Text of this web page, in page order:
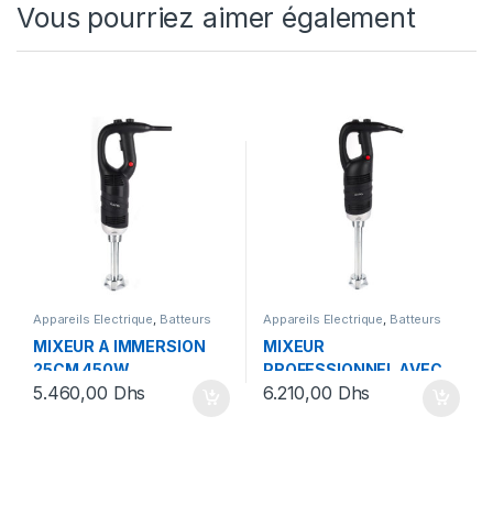
Vous pourriez aimer également
Appareils Electrique, Batteurs
MIXEUR A IMMERSION
25CM 450W
5.460,00 Dhs
Appareils Electrique, Batteurs
MIXEUR
PROFESSIONNEL AVEC
BRAS BROYEUR ET
6.210,00 Dhs